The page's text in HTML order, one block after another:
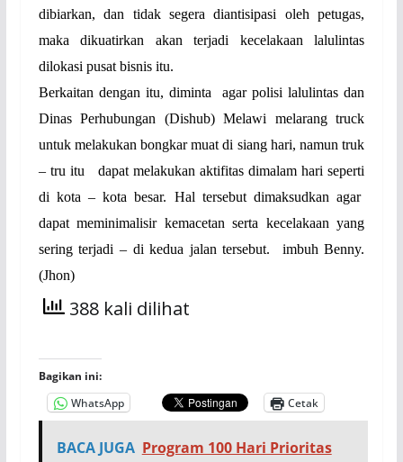
dibiarkan, dan tidak segera diantisipasi oleh petugas,
maka dikuatirkan akan terjadi kecelakaan lalulintas
dilokasi pusat bisnis itu.
Berkaitan dengan itu, diminta
agar polisi lalulintas dan
Dinas Perhubungan (Dishub) Melawi melarang truck
untuk melakukan bongkar muat di siang hari, namun truk
– tru itu
dapat melakukan aktifitas dimalam hari seperti
di kota – kota besar. Hal tersebut dimaksudkan agar
dapat meminimalisir kemacetan serta kecelakaan yang
sering terjadi – di kedua jalan tersebut.
imbuh Benny.
(Jhon)
388 kali dilihat
Bagikan ini:
WhatsApp
Cetak
BACA JUGA Program 100 Hari Prioritas